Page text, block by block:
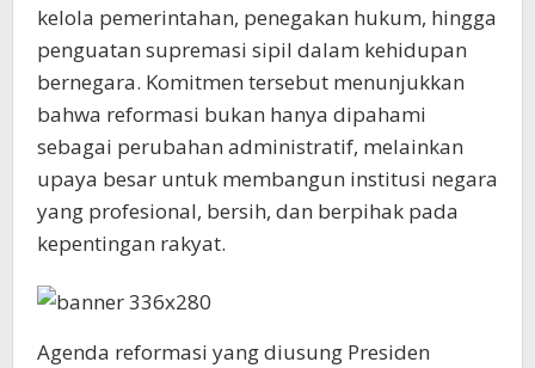
kelola pemerintahan, penegakan hukum, hingga
penguatan supremasi sipil dalam kehidupan
bernegara. Komitmen tersebut menunjukkan
bahwa reformasi bukan hanya dipahami
sebagai perubahan administratif, melainkan
upaya besar untuk membangun institusi negara
yang profesional, bersih, dan berpihak pada
kepentingan rakyat.
Agenda reformasi yang diusung Presiden